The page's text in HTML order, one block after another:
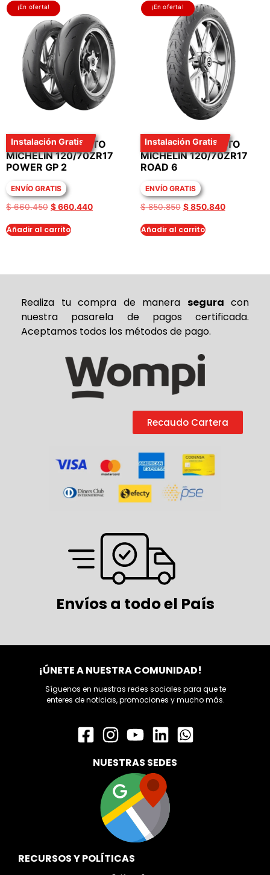
¡En oferta!
Instalación Gratis
LLANTA PARA MOTO
MICHELIN 120/70ZR17
POWER GP 2
ENVÍO GRATIS
$660.450 $660.440
Añadir al carrito
¡En oferta!
Instalación Gratis
LLANTA PARA MOTO
MICHELIN 120/70ZR17
ROAD 6
ENVÍO GRATIS
$850.850 $850.840
Añadir al carrito
Realiza tu compra de manera segura con
nuestra pasarela de pagos certificada.
Aceptamos todos los métodos de pago.
Recaudo Cartera
Envíos a todo el País
¡ÚNETE A NUESTRA COMUNIDAD!
Síguenos en nuestras redes sociales para que te
enteres de noticias, promociones y mucho más.
NUESTRAS SEDES
RECURSOS Y POLÍTICAS